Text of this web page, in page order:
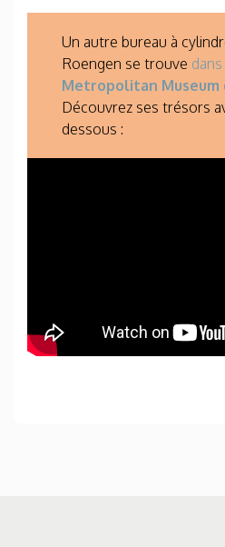
Un autre bureau à
Roengen se trouve
Metropolitan Museum
Découvrez ses trésors
dessous :